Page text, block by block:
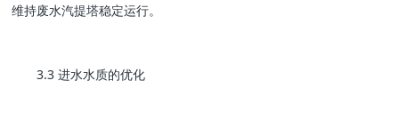
维持废水汽提塔稳定运行。
3.3 进水水质的优化